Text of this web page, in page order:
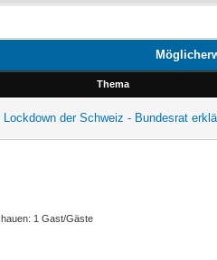
Thema
Lockdown der Schweiz - Bundesrat
1 Gast/Gäste